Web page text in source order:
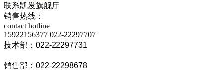
联系凯发旗舰厅
销售热线：
contact hotline
15922156377 022-22297707
技术部：022-22297731
销售部：022-22298678